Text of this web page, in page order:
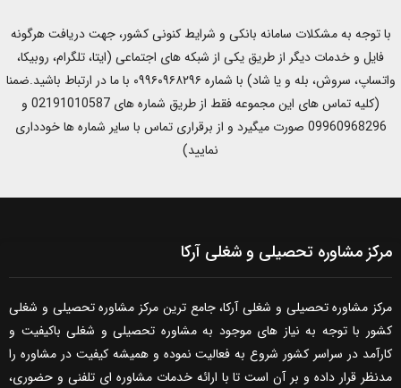
با توجه به مشکلات سامانه بانکی و شرایط کنونی کشور، جهت دریافت هرگونه
فایل و خدمات دیگر از طریق یکی از شبکه های اجتماعی (ایتا، تلگرام، روبیکا،
واتساپ، سروش، بله و یا شاد) با شماره ۰۹۹۶۰۹۶۸۲۹۶ با ما در ارتباط باشید.ضمنا
(کلیه تماس های این مجموعه فقط از طریق شماره های 02191010587 و
09960968296 صورت میگیرد و از برقراری تماس با سایر شماره ها خودداری
نمایید)
مرکز مشاوره تحصیلی و شغلی آرکا
مرکز مشاوره تحصیلی و شغلی آرکا، جامع ترین مرکز مشاوره تحصیلی و شغلی
کشور با توجه به نیاز های موجود به مشاوره تحصیلی و شغلی باکیفیت و
کارآمد در سراسر کشور شروع به فعالیت نموده و همیشه کیفیت در مشاوره را
مدنظر قرار داده و بر آن است تا با ارائه خدمات مشاوره ای تلفنی و حضوری،